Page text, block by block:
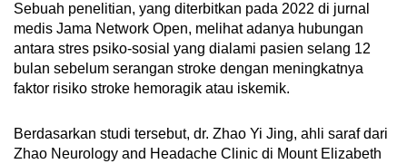
Sebuah penelitian, yang diterbitkan pada 2022 di jurnal
medis Jama Network Open, melihat adanya hubungan
antara stres psiko-sosial yang dialami pasien selang 12
bulan sebelum serangan stroke dengan meningkatnya
faktor risiko stroke hemoragik atau iskemik.
Berdasarkan studi tersebut, dr. Zhao Yi Jing, ahli saraf dari
Zhao Neurology and Headache Clinic di Mount Elizabeth